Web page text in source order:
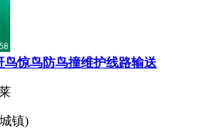
鸟惊鸟防鸟撞维护线路输送
镇)